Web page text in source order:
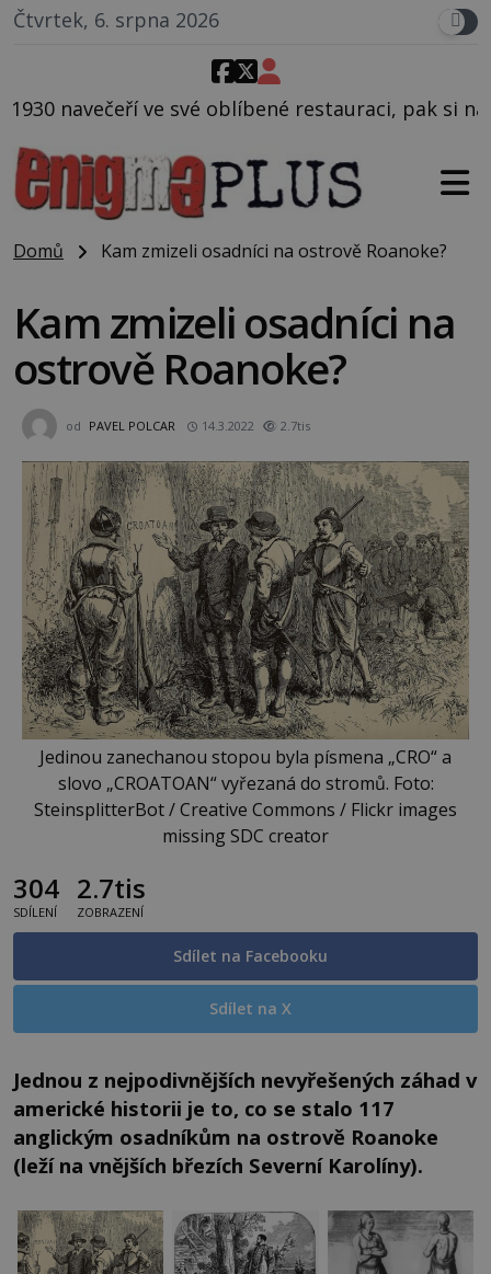
Čtvrtek, 6. srpna 2026
restauraci, pak si na ulici zavolá taxi,
Domů Kam zmizeli osadníci na ostrově Roanoke?
Kam zmizeli osadníci na
ostrově Roanoke?
od PAVEL POLCAR 14.3.2022 2.7tis
Jedinou zanechanou stopou byla písmena „CRO“ a
slovo „CROATOAN“ vyřezaná do stromů. Foto:
SteinsplitterBot / Creative Commons / Flickr images
missing SDC creator
304
SDÍLENÍ
2.7tis
ZOBRAZENÍ
Sdílet na Facebooku
Sdílet na X
Jednou z nejpodivnějších nevyřešených záhad v
americké historii je to, co se stalo 117
anglickým osadníkům na ostrově Roanoke
(leží na vnějších březích Severní Karolíny).